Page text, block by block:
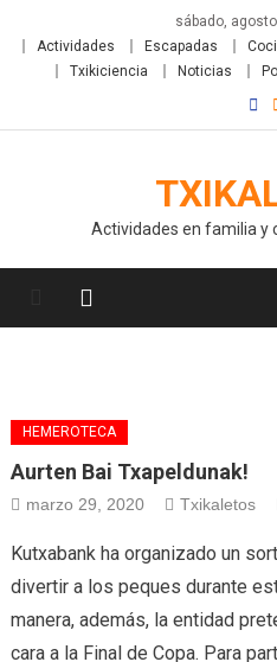
sábado,
Actividades
Escapadas
Txikiciencia
Noticias
Actividades en familia y
HEMEROTECA
Aurten Bai Txapeldunak!
marzo 29, 2020 Txikaletos
Kutxabank ha organizado un
divertir a los peques durante
manera, además, la entidad
cara a la Final de Copa. Para